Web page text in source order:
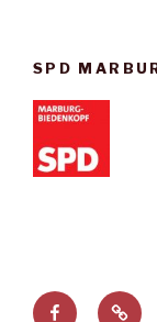
SPD
Facebook